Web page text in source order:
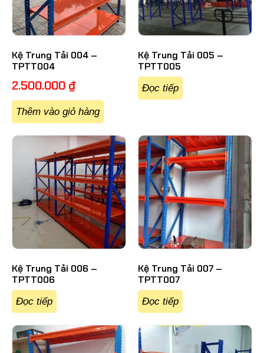
Kệ Trung Tải 004 –
TPTT004
2.500.000 ₫
Thêm vào giỏ hàng
Kệ Trung Tải 005 –
TPTT005
Đọc tiếp
Kệ Trung Tải 006 –
TPTT006
Đọc tiếp
Kệ Trung Tải 007 –
TPTT007
Đọc tiếp